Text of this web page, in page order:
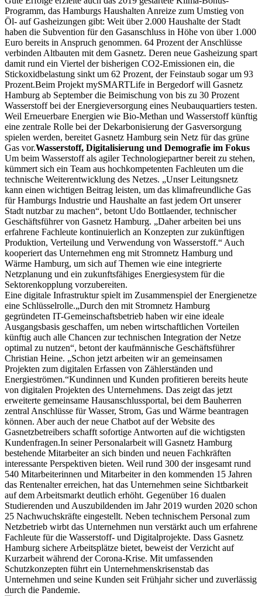
Programm, das Hamburgs Haushalten Anreize zum Umstieg von
Öl- auf Gasheizungen gibt: Weit über 2.000 Haushalte der Stadt
haben die Subvention für den Gasanschluss in Höhe von über 1.000
Euro bereits in Anspruch genommen. 64 Prozent der Anschlüsse
verbinden Altbauten mit dem Gasnetz. Deren neue Gasheizung spart
damit rund ein Viertel der bisherigen CO2-Emissionen ein, die
Stickoxidbelastung sinkt um 62 Prozent, der Feinstaub sogar um 93
Prozent.Beim Projekt mySMARTLife in Bergedorf will Gasnetz
Hamburg ab September die Beimischung von bis zu 30 Prozent
Wasserstoff bei der Energieversorgung eines Neubauquartiers testen.
Weil Erneuerbare Energien wie Bio-Methan und Wasserstoff künftig
eine zentrale Rolle bei der Dekarbonisierung der Gasversorgung
spielen werden, bereitet Gasnetz Hamburg sein Netz für das grüne
Gas vor.Wasserstoff, Digitalisierung und Demografie im Fokus
Um beim Wasserstoff als agiler Technologiepartner bereit zu stehen,
kümmert sich ein Team aus hochkompetenten Fachleuten um die
technische Weiterentwicklung des Netzes. „Unser Leitungsnetz
kann einen wichtigen Beitrag leisten, um das klimafreundliche Gas
für Hamburgs Industrie und Haushalte an fast jedem Ort unserer
Stadt nutzbar zu machen“, betont Udo Bottlaender, technischer
Geschäftsführer von Gasnetz Hamburg. „Daher arbeiten bei uns
erfahrene Fachleute kontinuierlich an Konzepten zur zukünftigen
Produktion, Verteilung und Verwendung von Wasserstoff.“ Auch
kooperiert das Unternehmen eng mit Stromnetz Hamburg und
Wärme Hamburg, um sich auf Themen wie eine integrierte
Netzplanung und ein zukunftsfähiges Energiesystem für die
Sektorenkopplung vorzubereiten.
Eine digitale Infrastruktur spielt im Zusammenspiel der Energienetze
eine Schlüsselrolle.„Durch den mit Stromnetz Hamburg
gegründeten IT-Gemeinschaftsbetrieb haben wir eine ideale
Ausgangsbasis geschaffen, um neben wirtschaftlichen Vorteilen
künftig auch alle Chancen zur technischen Integration der Netze
optimal zu nutzen“, betont der kaufmännische Geschäftsführer
Christian Heine. „Schon jetzt arbeiten wir an gemeinsamen
Projekten zum digitalen Erfassen von Zählerständen und
Energieströmen.“Kundinnen und Kunden profitieren bereits heute
von digitalen Projekten des Unternehmens. Das zeigt das jetzt
erweiterte gemeinsame Hausanschlussportal, bei dem Bauherren
zentral Anschlüsse für Wasser, Strom, Gas und Wärme beantragen
können. Aber auch der neue Chatbot auf der Website des
Gasnetzbetreibers schafft sofortige Antworten auf die wichtigsten
Kundenfragen.In seiner Personalarbeit will Gasnetz Hamburg
bestehende Mitarbeiter an sich binden und neuen Fachkräften
interessante Perspektiven bieten. Weil rund 300 der insgesamt rund
540 Mitarbeiterinnen und Mitarbeiter in den kommenden 15 Jahren
das Rentenalter erreichen, hat das Unternehmen seine Sichtbarkeit
auf dem Arbeitsmarkt deutlich erhöht. Gegenüber 16 dualen
Studierenden und Auszubildenden im Jahr 2019 wurden 2020 schon
25 Nachwuchskräfte eingestellt. Neben technischem Personal zum
Netzbetrieb wirbt das Unternehmen nun verstärkt auch um erfahrene
Fachleute für die Wasserstoff- und Digitalprojekte. Dass Gasnetz
Hamburg sichere Arbeitsplätze bietet, beweist der Verzicht auf
Kurzarbeit während der Corona-Krise. Mit umfassenden
Schutzkonzepten führt ein Unternehmenskrisenstab das
Unternehmen und seine Kunden seit Frühjahr sicher und zuverlässig
durch die Pandemie.